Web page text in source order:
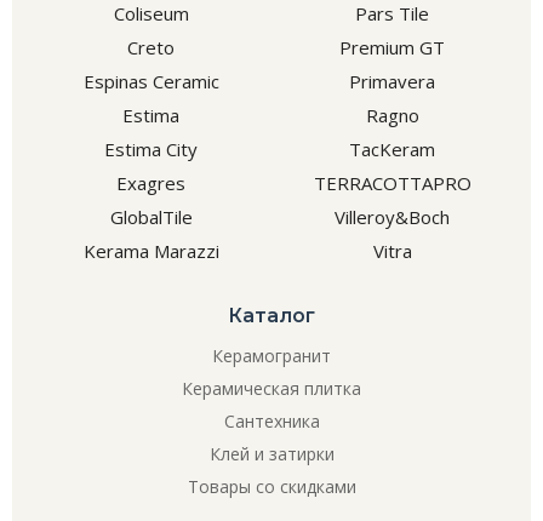
Coliseum
Creto
Espinas Ceramic
Estima
Estima City
Exagres
GlobalTile
Kerama Marazzi
Pars Tile
Premium GT
Primavera
Ragno
TacKeram
TERRACOTTAPRO
Villeroy&Boch
Vitra
Каталог
Керамогранит
Керамическая плитка
Сантехника
Клей и затирки
Товары со скидками